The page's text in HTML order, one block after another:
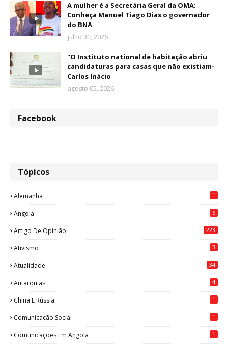
A mulher é a Secretária Geral da OMA:
Conheça Manuel Tiago Dias o governador
do BNA
julho 31, 2026
"O Instituto national de habitação abriu
candidaturas para casas que não existiam-
Carlos Inácio
agosto 05, 2026
Facebook
Tópicos
Alemanha 1
Angola 6
Artigo De Opinião 223
Ativismo 3
Atualidade 34
Autarquias 4
China E Rússia 1
Comunicação Social 1
Comunicações Em Angola 1